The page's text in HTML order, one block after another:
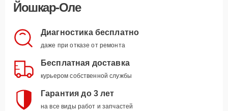
Йошкар-Оле
Диагностика бесплатно
даже при отказе от ремонта
Бесплатная доставка
курьером собственной службы
Гарантия до 3 лет
на все виды работ и запчастей